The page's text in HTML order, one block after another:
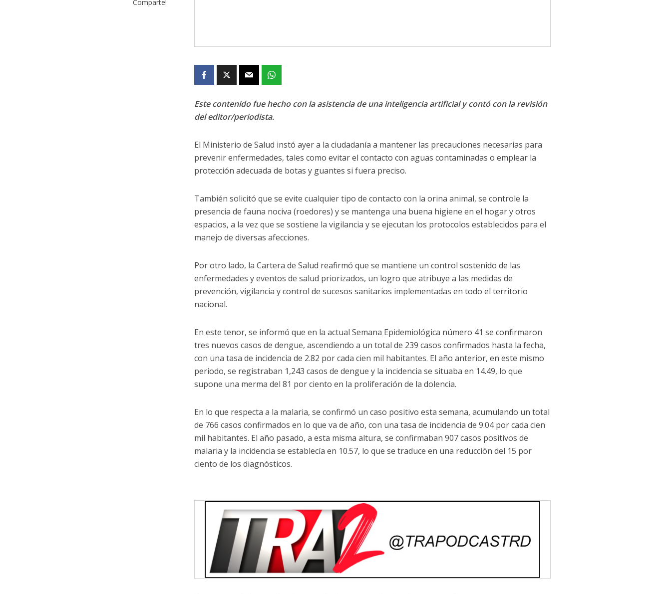
Comparte!
Este contenido fue hecho con la asistencia de una inteligencia artificial y contó con la revisión
del editor/periodista.
El Ministerio de Salud instó ayer a la ciudadanía a mantener las precauciones necesarias para
prevenir enfermedades, tales como evitar el contacto con aguas contaminadas o emplear la
protección adecuada de botas y guantes si fuera preciso.
También solicitó que se evite cualquier tipo de contacto con la orina animal, se controle la
presencia de fauna nociva (roedores) y se mantenga una buena higiene en el hogar y otros
espacios, a la vez que se sostiene la vigilancia y se ejecutan los protocolos establecidos para el
manejo de diversas afecciones.
Por otro lado, la Cartera de Salud reafirmó que se mantiene un control sostenido de las
enfermedades y eventos de salud priorizados, un logro que atribuye a las medidas de
prevención, vigilancia y control de sucesos sanitarios implementadas en todo el territorio
nacional.
En este tenor, se informó que en la actual Semana Epidemiológica número 41 se confirmaron
tres nuevos casos de dengue, ascendiendo a un total de 239 casos confirmados hasta la fecha,
con una tasa de incidencia de 2.82 por cada cien mil habitantes. El año anterior, en este mismo
periodo, se registraban 1,243 casos de dengue y la incidencia se situaba en 14.49, lo que
supone una merma del 81 por ciento en la proliferación de la dolencia.
En lo que respecta a la malaria, se confirmó un caso positivo esta semana, acumulando un total
de 766 casos confirmados en lo que va de año, con una tasa de incidencia de 9.04 por cada cien
mil habitantes. El año pasado, a esta misma altura, se confirmaban 907 casos positivos de
malaria y la incidencia se establecía en 10.57, lo que se traduce en una reducción del 15 por
ciento de los diagnósticos.